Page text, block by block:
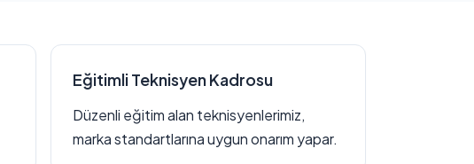
Eğitimli Teknisyen Kadrosu
Düzenli eğitim alan teknisyenlerimiz,
marka standartlarına uygun onarım yapar.